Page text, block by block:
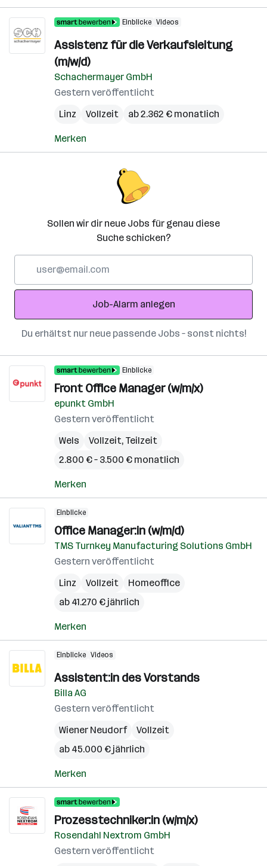
Einblicke Videos
Assistenz für die Verkaufsleitung
(m/w/d)
Schachermayer GmbH
Gestern veröffentlicht
Linz
Vollzeit ab 2.362 € monatlich
Merken
Sollen wir dir neue Jobs für genau diese
Suche schicken?
Adresse
Job-Alarm anlegen
Du erhältst nur neue passende Jobs – sonst nichts!
Einblicke
Front Office Manager (w/m/x)
epunkt GmbH
Gestern veröffentlicht
Wels
Vollzeit, Teilzeit
2.800 € – 3.500 € monatlich
Merken
Einblicke
Office Manager:in (w/m/d)
TMS Turnkey Manufacturing Solutions GmbH
Gestern veröffentlicht
Linz
Vollzeit
Homeoffice
ab 41.270 € jährlich
Merken
Einblicke Videos
Assistent:in des Vorstands
Billa AG
Gestern veröffentlicht
Wiener Neudorf
Vollzeit
ab 45.000 € jährlich
Merken
Prozesstechniker:in (w/m/x)
Rosendahl Nextrom GmbH
Gestern veröffentlicht